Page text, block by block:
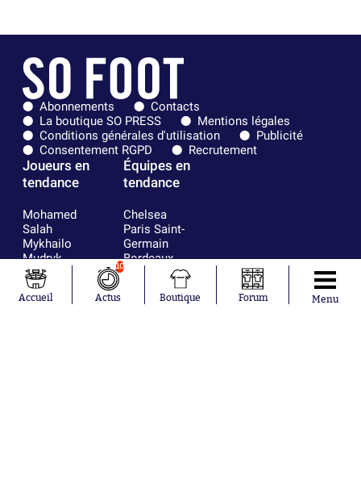
Abonnements
Contacts
La boutique SO PRESS
Mentions légales
Conditions générales d'utilisation
Publicité
Consentement RGPD
Recrutement
Joueurs en
tendance
Mohamed
Salah
Mykhailo
Mudryk
Neymar
Khalis Merah
Loïs Openda
Équipes en
tendance
Chelsea
Paris Saint-
Germain
Bordeaux
Olympique
FIFA
Accueil
10
Actus Boutique Forum Menu